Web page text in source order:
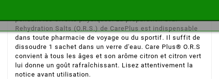
pendant les efforts physiques. La préparation Oral
Rehydration Salts (O.R.S.) de CarePlus est indispensable
dans toute pharmacie de voyage ou du sportif. Il suffit de
dissoudre 1 sachet dans un verre d'eau. Care Plus® O.R.S
convient à tous les âges et son arôme citron et citron vert
lui donne un goût rafraîchissant. Lisez attentivement la
notice avant utilisation.